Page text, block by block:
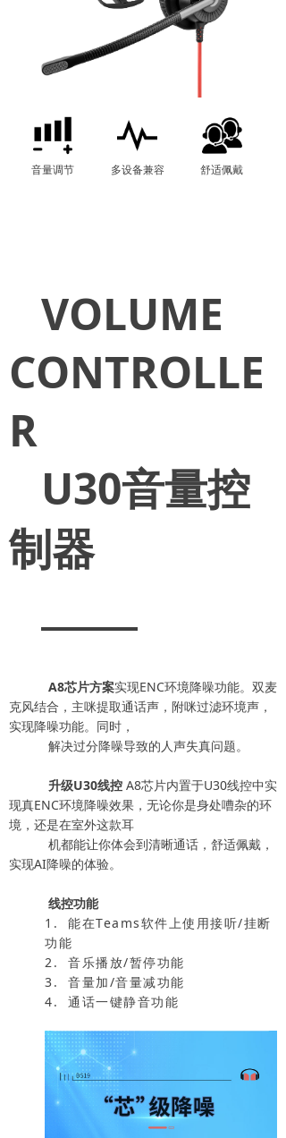
音量调节 多设备兼容 舒适佩戴
VOLUME
CONTROLLE
R
U30音量控
制器
A8芯片方案实现ENC环境降噪功能。双麦
克风结合，主咪提取通话声，附咪过滤环境声，
实现降噪功能。同时，
解决过分降噪导致的人声失真问题。
升级U30线控 A8芯片内置于U30线控中实
现真ENC环境降噪效果，无论你是身处嘈杂的环
境，还是在室外这款耳
机都能让你体会到清晰通话，舒适佩戴，
实现AI降噪的体验。
线控功能
1. 能在Teams软件上使用接听/挂断
功能
2. 音乐播放/暂停功能
3. 音量加/音量减功能
4. 通话一键静音功能